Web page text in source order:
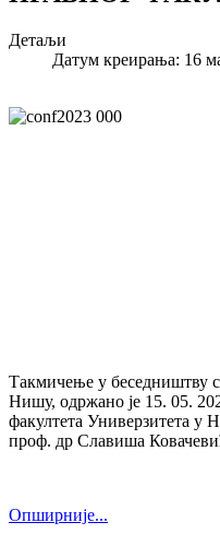
Детаљи
Датум креирања: 16
Такмичење у беседништву
Нишу, одржано је 15. 05.
факултета Универзитета
проф. др Славиша
Опширније...